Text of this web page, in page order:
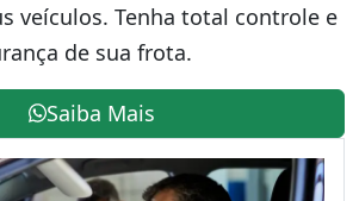
veículos. Tenha total controle e
de sua frota.
Saiba Mais